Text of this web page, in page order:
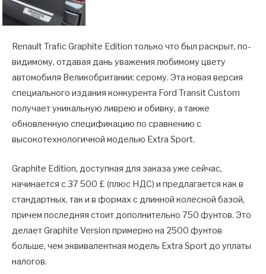
Renault Trafic Graphite Edition только что был раскрыт, по-
видимому, отдавая дань уважения любимому цвету
автомобиля Великобритании: серому. Эта новая версия
специального издания конкурента Ford Transit Custom
получает уникальную ливрею и обивку, а также
обновленную спецификацию по сравнению с
высокотехнологичной моделью Extra Sport.
Graphite Edition, доступная для заказа уже сейчас,
начинается с 37 500 £ (плюс НДС) и предлагается как в
стандартных, так и в формах с длинной колесной базой,
причем последняя стоит дополнительно 750 фунтов. Это
делает Graphite Version примерно на 2500 фунтов
больше, чем эквивалентная модель Extra Sport до уплаты
налогов.